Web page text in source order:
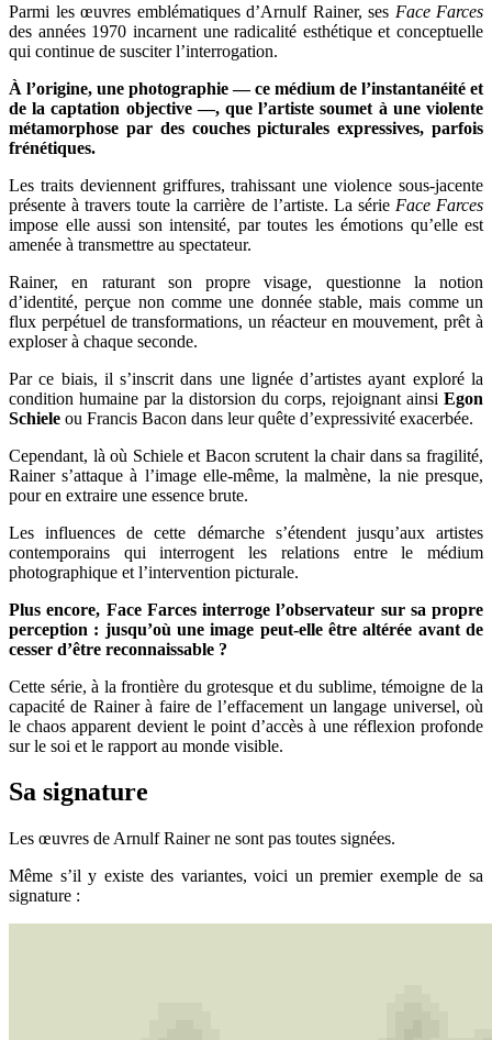
Parmi les œuvres emblématiques d’Arnulf Rainer, ses Face Farces
des années 1970 incarnent une radicalité esthétique et conceptuelle
qui continue de susciter l’interrogation.
À l’origine, une photographie — ce médium de l’instantanéité et
de la captation objective —, que l’artiste soumet à une violente
métamorphose par des couches picturales expressives, parfois
frénétiques.
Les traits deviennent griffures, trahissant une violence sous-jacente
présente à travers toute la carrière de l’artiste. La série Face Farces
impose elle aussi son intensité, par toutes les émotions qu’elle est
amenée à transmettre au spectateur.
Rainer, en raturant son propre visage, questionne la notion
d’identité, perçue non comme une donnée stable, mais comme un
flux perpétuel de transformations, un réacteur en mouvement, prêt à
exploser à chaque seconde.
Par ce biais, il s’inscrit dans une lignée d’artistes ayant exploré la
condition humaine par la distorsion du corps, rejoignant ainsi Egon
Schiele ou Francis Bacon dans leur quête d’expressivité exacerbée.
Cependant, là où Schiele et Bacon scrutent la chair dans sa fragilité,
Rainer s’attaque à l’image elle-même, la malmène, la nie presque,
pour en extraire une essence brute.
Les influences de cette démarche s’étendent jusqu’aux artistes
contemporains qui interrogent les relations entre le médium
photographique et l’intervention picturale.
Plus encore, Face Farces interroge l’observateur sur sa propre
perception : jusqu’où une image peut-elle être altérée avant de
cesser d’être reconnaissable ?
Cette série, à la frontière du grotesque et du sublime, témoigne de la
capacité de Rainer à faire de l’effacement un langage universel, où
le chaos apparent devient le point d’accès à une réflexion profonde
sur le soi et le rapport au monde visible.
Sa signature
Les œuvres de Arnulf Rainer ne sont pas toutes signées.
Même s’il y existe des variantes, voici un premier exemple de sa
signature :